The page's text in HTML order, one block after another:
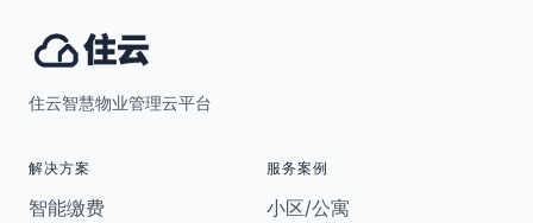
住云智慧物业管理云平台
解决方案
智能缴费
服务案例
小区/公寓